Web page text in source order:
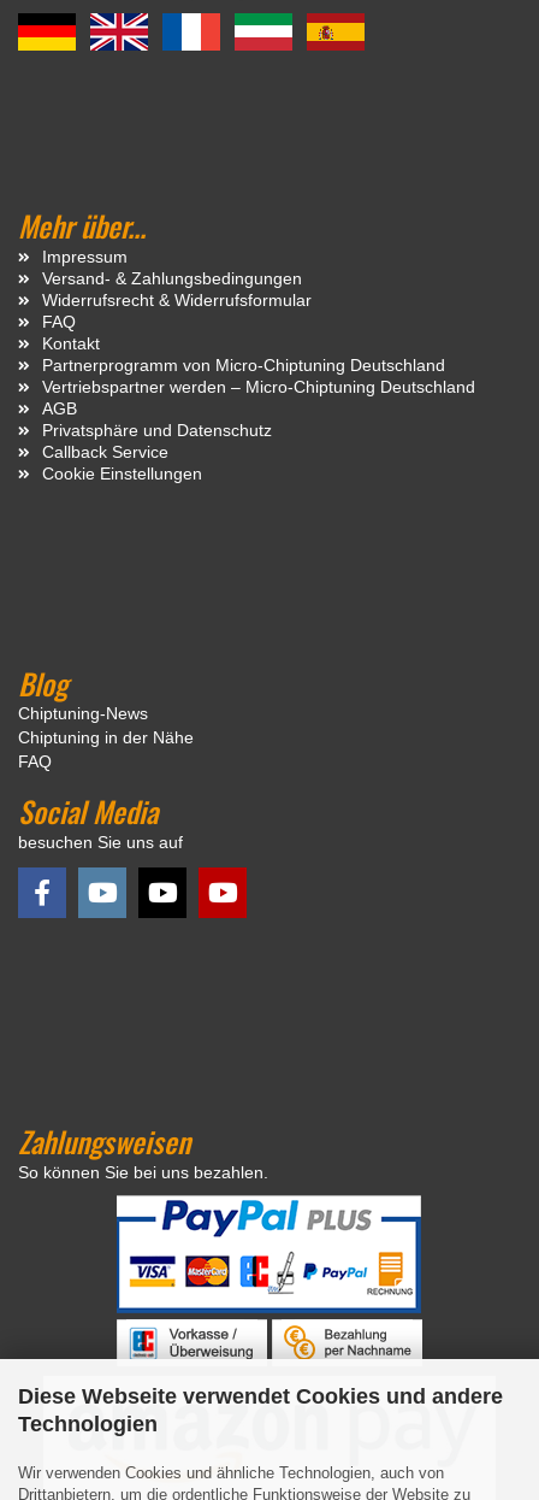
Diese Webseite verwendet Cookies und andere
Technologien
Wir verwenden Cookies und ähnliche Technologien, auch von
Drittanbietern, um die ordentliche Funktionsweise der Website zu
Mehr über...
Impressum
Versand- & Zahlungsbedingungen
Widerrufsrecht & Widerrufsformular
FAQ
Kontakt
Partnerprogramm von Micro-Chiptuning Deutschland
Vertriebspartner werden – Micro-Chiptuning Deutschland
AGB
Privatsphäre und Datenschutz
Callback Service
Cookie Einstellungen
Blog
Chiptuning-News
Chiptuning in der Nähe
FAQ
Social Media
besuchen Sie uns auf
Zahlungsweisen
So können Sie bei uns bezahlen.